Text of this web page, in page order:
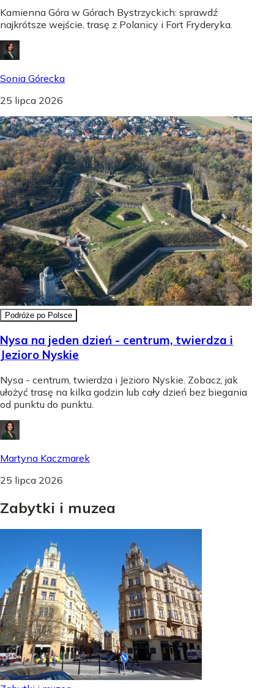
Kamienna Góra w Górach Bystrzyckich: sprawdź
najkrótsze wejście, trasę z Polanicy i Fort Fryderyka.
Sonia Górecka
25 lipca 2026
Podróże po Polsce
Nysa na jeden dzień - centrum, twierdza i
Jezioro Nyskie
Nysa - centrum, twierdza i Jezioro Nyskie. Zobacz, jak
ułożyć trasę na kilka godzin lub cały dzień bez biegania
od punktu do punktu.
Martyna Kaczmarek
25 lipca 2026
Zabytki i muzea